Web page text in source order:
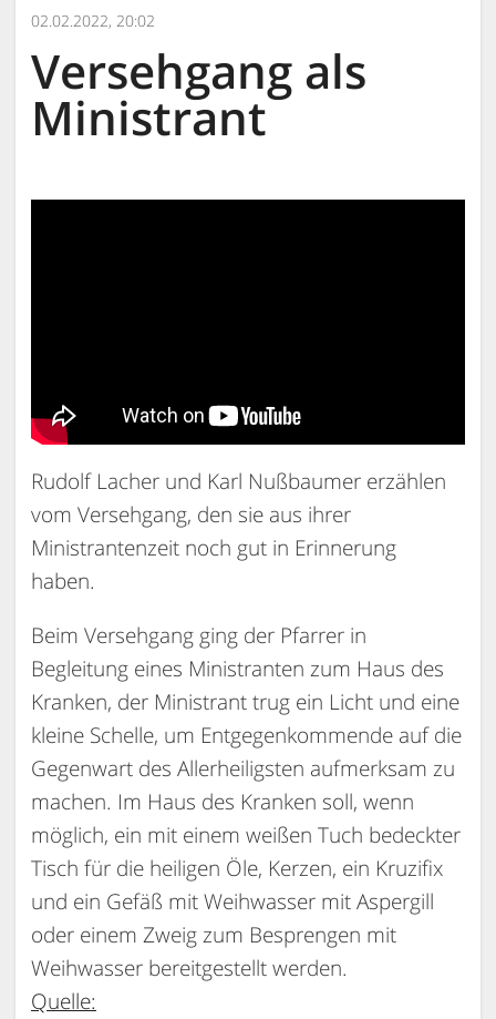
02.02.2022, 20:02
Versehgang als
Ministrant
Rudolf Lacher und Karl Nußbaumer erzählen
vom Versehgang, den sie aus ihrer
Ministrantenzeit noch gut in Erinnerung
haben.
Beim Versehgang ging der Pfarrer in
Begleitung eines Ministranten zum Haus des
Kranken, der Ministrant trug ein Licht und eine
kleine Schelle, um Entgegenkommende auf die
Gegenwart des Allerheiligsten aufmerksam zu
machen. Im Haus des Kranken soll, wenn
möglich, ein mit einem weißen Tuch bedeckter
Tisch für die heiligen Öle, Kerzen, ein Kruzifix
und ein Gefäß mit Weihwasser mit Aspergill
oder einem Zweig zum Besprengen mit
Weihwasser bereitgestellt werden.
Quelle: